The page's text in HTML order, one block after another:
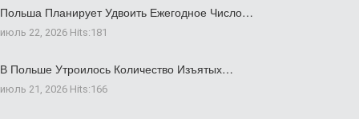
Польша Планирует Удвоить Ежегодное Число…
июль 22, 2026 Hits:181
В Польше Утроилось Количество Изъятых…
июль 21, 2026 Hits:166